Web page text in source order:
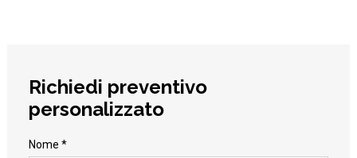
Richiedi preventivo
personalizzato
Nome *